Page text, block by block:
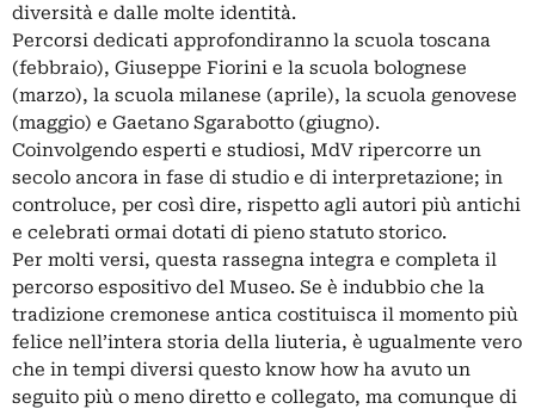
diversità e dalle molte identità.
Percorsi dedicati approfondiranno la scuola toscana
(febbraio), Giuseppe Fiorini e la scuola bolognese
(marzo), la scuola milanese (aprile), la scuola genovese
(maggio) e Gaetano Sgarabotto (giugno).
Coinvolgendo esperti e studiosi, MdV ripercorre un
secolo ancora in fase di studio e di interpretazione; in
controluce, per così dire, rispetto agli autori più antichi
e celebrati ormai dotati di pieno statuto storico.
Per molti versi, questa rassegna integra e completa il
percorso espositivo del Museo. Se è indubbio che la
tradizione cremonese antica costituisca il momento più
felice nell’intera storia della liuteria, è ugualmente vero
che in tempi diversi questo know how ha avuto un
seguito più o meno diretto e collegato, ma comunque di